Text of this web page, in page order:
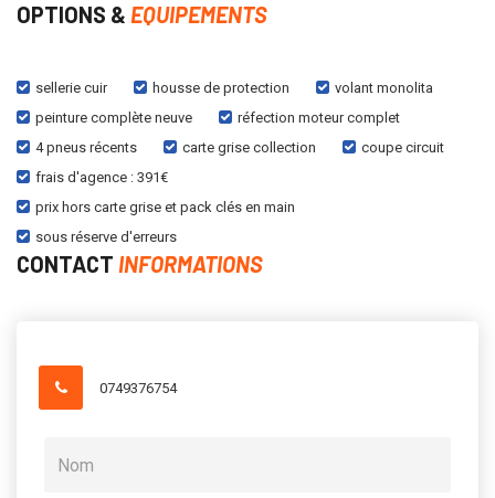
OPTIONS & EQUIPEMENTS
sellerie cuir housse de protection
volant monolita
peinture complète neuve
réfection moteur complet
4 pneus récents
carte grise collection
coupe circuit
frais d'agence : 391€
prix hors carte grise et pack clés en main
sous réserve d'erreurs
CONTACT INFORMATIONS
0749376754